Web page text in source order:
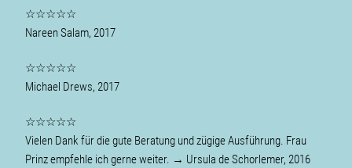
☆☆☆☆☆
Nareen Salam, 2017
☆☆☆☆☆
Michael Drews, 2017
☆☆☆☆☆
Vielen Dank für die gute Beratung und zügige Ausführung. Frau
Prinz empfehle ich gerne weiter. → Ursula de Schorlemer, 2016